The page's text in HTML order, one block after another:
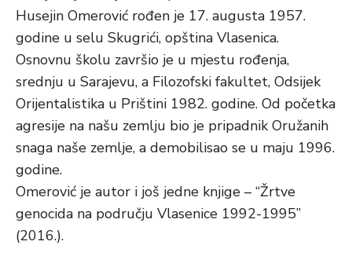
Husejin Omerović rođen je 17. augusta 1957.
godine u selu Skugrići, opština Vlasenica.
Osnovnu školu završio je u mjestu rođenja,
srednju u Sarajevu, a Filozofski fakultet, Odsijek
Orijentalistika u Prištini 1982. godine. Od početka
agresije na našu zemlju bio je pripadnik Oružanih
snaga naše zemlje, a demobilisao se u maju 1996.
godine.
Omerović je autor i još jedne knjige – “Žrtve
genocida na području Vlasenice 1992-1995”
(2016.).